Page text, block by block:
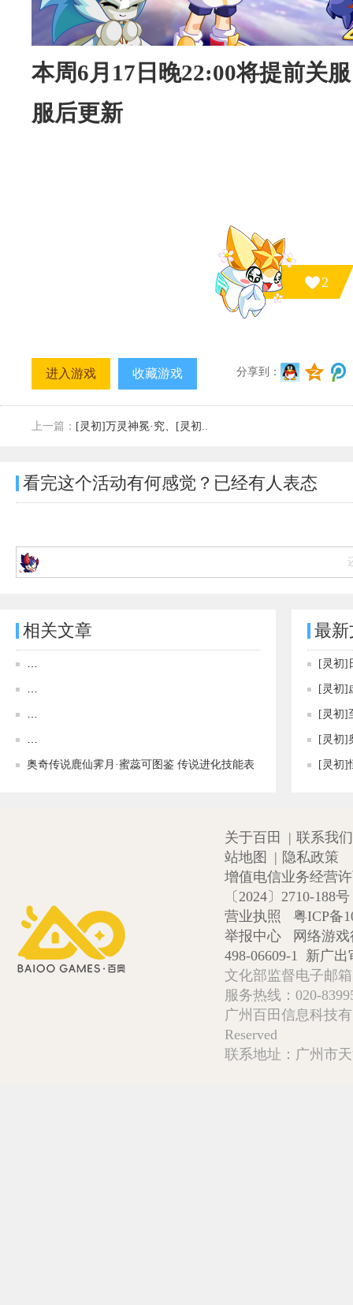
本周6月17日晚22:00将提前关
服后更新
2
进入游戏 收藏游戏 分享到：
上一篇： [灵初]万灵神冕·究、[灵初..
看完这个活动有何感觉？已经有人表态
相关文章
奥奇传说鹿仙霁月·蜜蕊可图鉴 传说进化技能表
最
[灵初]
[灵初]
[灵初]
[灵初]
[灵初]
关于百田 | 联系我们
站地图
| 隐私政策
增值电信业务经营
〔2024〕2710-188号
营业执照
粤ICP备
举报中心
网络游
498-06609-1 新广出
文化部监督电子邮
服务热线：020-
广州百田信息科技
Reserved
联系地址：广州市